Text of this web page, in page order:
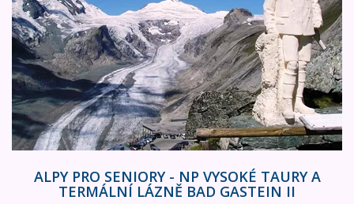
ALPY PRO SENIORY - NP VYSOKÉ TAURY A
TERMÁLNÍ LÁZNĚ BAD GASTEIN II